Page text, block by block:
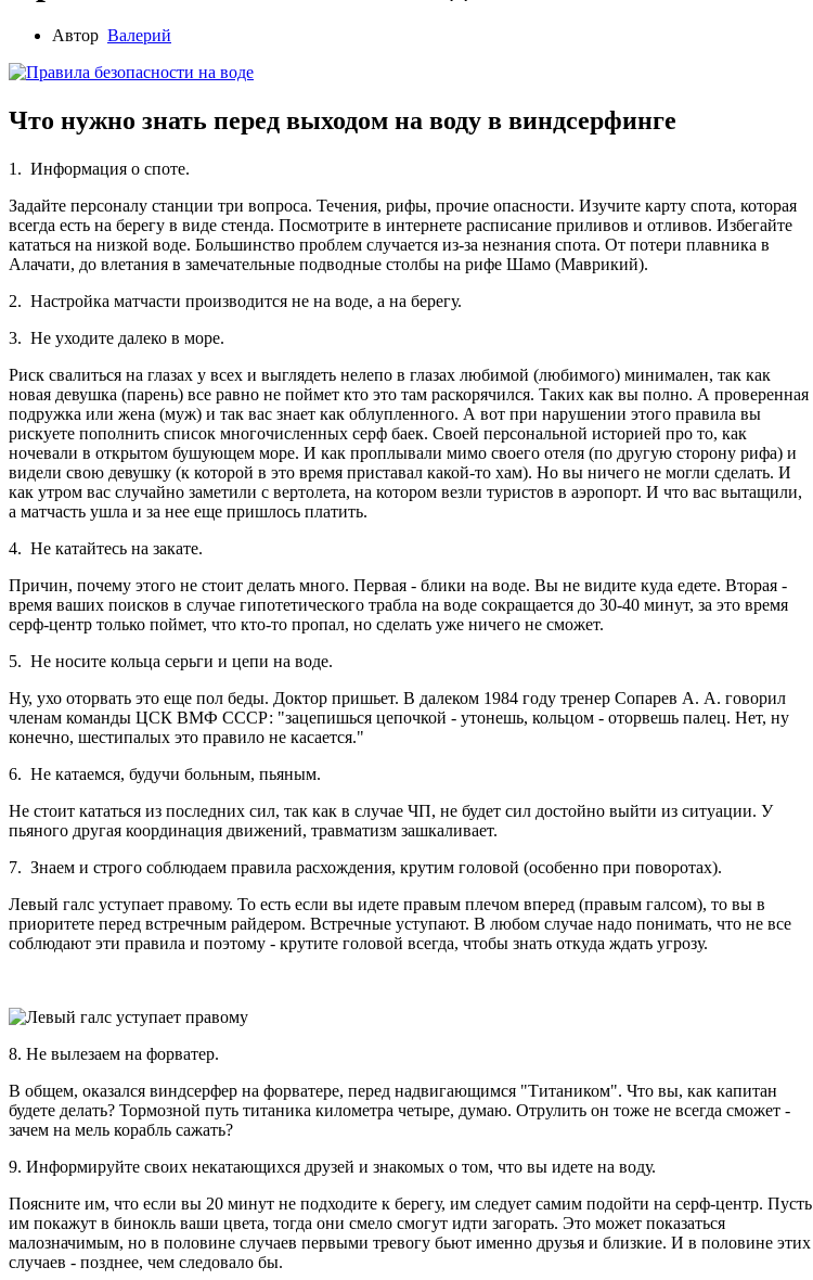
Автор Валерий
Что нужно знать перед выходом на воду в виндсерфинге
1. Информация о споте.
Задайте персоналу станции три вопроса. Течения, рифы, прочие опасности. Изучите карту спота, которая
всегда есть на берегу в виде стенда. Посмотрите в интернете расписание приливов и отливов. Избегайте
кататься на низкой воде. Большинство проблем случается из-за незнания спота. От потери плавника в
Алачати, до влетания в замечательные подводные столбы на рифе Шамо (Маврикий).
2. Настройка матчасти производится не на воде, а на берегу.
3. Не уходите далеко в море.
Риск свалиться на глазах у всех и выглядеть нелепо в глазах любимой (любимого) минимален, так как
новая девушка (парень) все равно не поймет кто это там раскорячился. Таких как вы полно. А проверенная
подружка или жена (муж) и так вас знает как облупленного. А вот при нарушении этого правила вы
рискуете пополнить список многочисленных серф баек. Своей персональной историей про то, как
ночевали в открытом бушующем море. И как проплывали мимо своего отеля (по другую сторону рифа) и
видели свою девушку (к которой в это время приставал какой-то хам). Но вы ничего не могли сделать. И
как утром вас случайно заметили с вертолета, на котором везли туристов в аэропорт. И что вас вытащили,
а матчасть ушла и за нее еще пришлось платить.
4. Не катайтесь на закате.
Причин, почему этого не стоит делать много. Первая - блики на воде. Вы не видите куда едете. Вторая -
время ваших поисков в случае гипотетического трабла на воде сокращается до 30-40 минут, за это время
серф-центр только поймет, что кто-то пропал, но сделать уже ничего не сможет.
5. Не носите кольца серьги и цепи на воде.
Ну, ухо оторвать это еще пол беды. Доктор пришьет. В далеком 1984 году тренер Сопарев А. А. говорил
членам команды ЦСК ВМФ СССР: "зацепишься цепочкой - утонешь, кольцом - оторвешь палец. Нет, ну
конечно, шестипалых это правило не касается."
6. Не катаемся, будучи больным, пьяным.
Не стоит кататься из последних сил, так как в случае ЧП, не будет сил достойно выйти из ситуации. У
пьяного другая координация движений, травматизм зашкаливает.
7. Знаем и строго соблюдаем правила расхождения, крутим головой (особенно при поворотах).
Левый галс уступает правому. То есть если вы идете правым плечом вперед (правым галсом), то вы в
приоритете перед встречным райдером. Встречные уступают. В любом случае надо понимать, что не все
соблюдают эти правила и поэтому - крутите головой всегда, чтобы знать откуда ждать угрозу.
8. Не вылезаем на форватер.
В общем, оказался виндсерфер на форватере, перед надвигающимся "Титаником". Что вы, как капитан
будете делать? Тормозной путь титаника километра четыре, думаю. Отрулить он тоже не всегда сможет -
зачем на мель корабль сажать?
9. Информируйте своих некатающихся друзей и знакомых о том, что вы идете на воду.
Поясните им, что если вы 20 минут не подходите к берегу, им следует самим подойти на серф-центр. Пусть
им покажут в бинокль ваши цвета, тогда они смело смогут идти загорать. Это может показаться
малозначимым, но в половине случаев первыми тревогу бьют именно друзья и близкие. И в половине этих
случаев - позднее, чем следовало бы.